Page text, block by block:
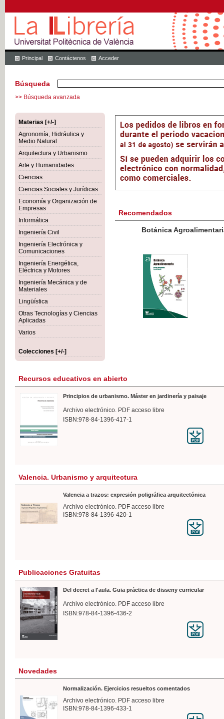
Principal Contáctenos Acceder
Búsqueda
>> Búsqueda avanzada
Materias [+/-]
Agronomía, Hidráulica y
Medio Natural
Arquitectura y Urbanismo
Arte y Humanidades
Ciencias
Ciencias Sociales y Jurídicas
Economía y Organización de
Empresas
Informática
Ingeniería Civil
Ingeniería Electrónica y
Comunicaciones
Ingeniería Energética,
Eléctrica y Motores
Ingeniería Mecánica y de
Materiales
Lingüística
Otras Tecnologías y Ciencias
Aplicadas
Varios
Colecciones [+/-]
Recomendados
Botánica Agroalimentaria
Recursos educativos en abierto
Principios de urbanismo. Máster en jardinería y paisaje
Archivo electrónico. PDF acceso libre
ISBN:978-84-1396-417-1
Valencia. Urbanismo y arquitectura
Valencia a trazos: expresión poligráfica arquitectónica
Archivo electrónico. PDF acceso libre
ISBN:978-84-1396-420-1
Publicaciones Gratuitas
Del decret a l'aula. Guia práctica de disseny curricular
Archivo electrónico. PDF acceso libre
ISBN:978-84-1396-436-2
Novedades
Normalización. Ejercicios resueltos comentados
Archivo electrónico. PDF acceso libre
ISBN:978-84-1396-433-1